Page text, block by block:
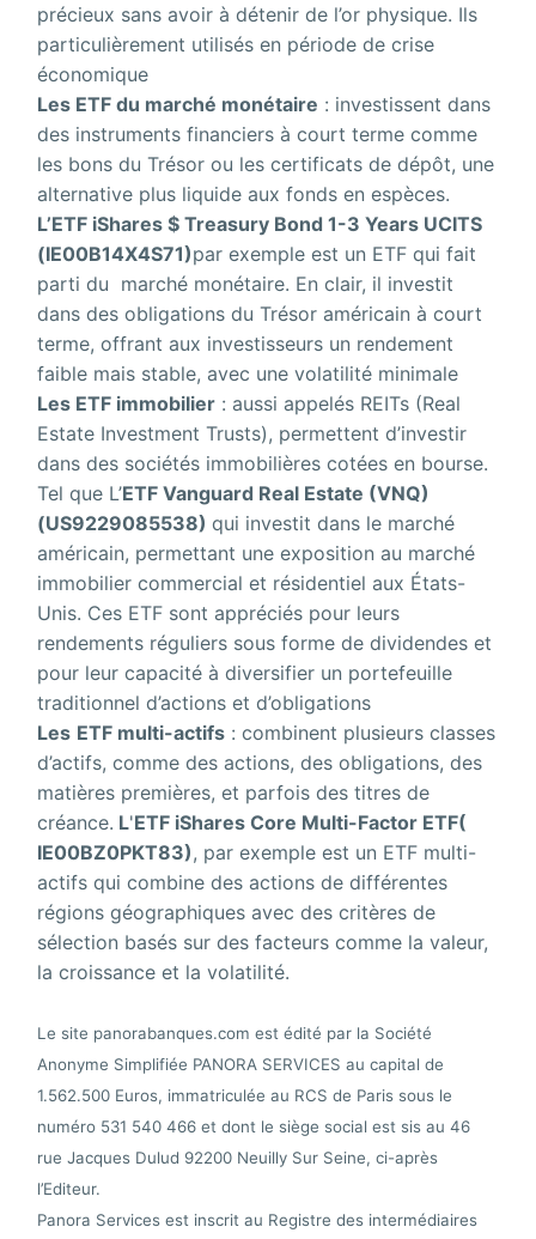
précieux sans avoir à détenir de l’or physique. Ils
particulièrement utilisés en période de crise
économique
Les ETF du marché monétaire : investissent dans
des instruments financiers à court terme comme
les bons du Trésor ou les certificats de dépôt, une
alternative plus liquide aux fonds en espèces.
L’ETF iShares $ Treasury Bond 1-3 Years UCITS
(IE00B14X4S71)par exemple est un ETF qui fait
parti du marché monétaire. En clair, il investit
dans des obligations du Trésor américain à court
terme, offrant aux investisseurs un rendement
faible mais stable, avec une volatilité minimale
Les ETF immobilier : aussi appelés REITs (Real
Estate Investment Trusts), permettent d’investir
dans des sociétés immobilières cotées en bourse.
Tel que L’ETF Vanguard Real Estate (VNQ)
(US9229085538)qui investit dans le marché
américain, permettant une exposition au marché
immobilier commercial et résidentiel aux États-
Unis. Ces ETF sont appréciés pour leurs
rendements réguliers sous forme de dividendes et
pour leur capacité à diversifier un portefeuille
traditionnel d’actions et d’obligations
Les ETF multi-actifs : combinent plusieurs classes
d’actifs, comme des actions, des obligations, des
matières premières, et parfois des titres de
créance. L'ETF iShares Core Multi-Factor ETF(
IE00BZ0PKT83), par exemple est un ETF multi-
actifs qui combine des actions de différentes
régions géographiques avec des critères de
sélection basés sur des facteurs comme la valeur,
la croissance et la volatilité.
Le site panorabanques.com est édité par la Société
Anonyme Simplifiée PANORA SERVICES au capital de
1.562.500 Euros, immatriculée au RCS de Paris sous le
numéro 531 540 466 et dont le siège social est sis au 46
rue Jacques Dulud 92200 Neuilly Sur Seine, ci-après
l’Editeur.
Panora Services est inscrit au Registre des intermédiaires